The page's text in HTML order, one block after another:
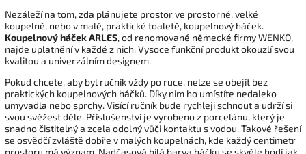
Nezáleží na tom, zda plánujete prostor ve prostorné, velké
koupelně, nebo v malé, praktické toaletě, koupelnový háček.
Koupelnový háček ARLES, od renomované německé firmy WENKO,
najde uplatnění v každé z nich. Vysoce funkční produkt okouzlí svou
kvalitou a univerzálním designem.
Pokud chcete, aby byl ručník vždy po ruce, nelze se obejít bez
praktických koupelnových háčků. Díky nim ho umístíte nedaleko
umyvadla nebo sprchy. Visící ručník bude rychleji schnout a udrží si
svou svěžest déle. Příslušenství je vyrobeno z porcelánu, který je
snadno čistitelný a zcela odolný vůči kontaktu s vodou. Takové řešení
se osvědčí zvláště dobře v malých koupelnách, kde každý centimetr
prostoru má význam. Nadčasová bílá barva háčku se skvěle hodí jak